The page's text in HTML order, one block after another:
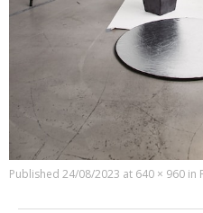
Published 24/08/2023 at 640 × 960 in